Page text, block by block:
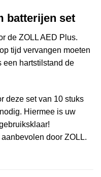
batterijen set
de ZOLL AED Plus.
tijd vervangen moeten
een hartstilstand de
deze set van 10 stuks
Hiermee is uw
door ZOLL.